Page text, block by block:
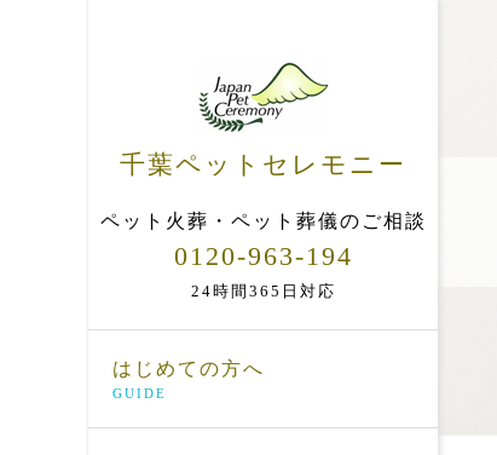
千葉ペットセレモニー
ペット火葬・ペット葬儀のご相談
0120-963-194
24時間365日対応
はじめての方へ
GUIDE